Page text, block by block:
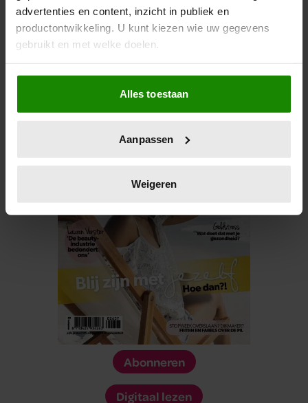
advertenties en content, inzicht in publiek en
productontwikkeling. U kunt kiezen wie uw gegevens
gebruikt en met welke doelen.
Als u het toestaat, willen we ook graag:
Informatie verzamelen over uw geografische
locatie, die tot een paar meter nauwkeurig kan zijn
scannen op specifieke eigenschappen (fingerprinting)
verwerkt en stel uw voorkeuren in het
intrekken in de Cookieverklaring.
We gebruiken cookies om content en advertenties te
personaliseren, om functies voor social media te bieden
en om ons websiteverkeer te analyseren. Ook delen we
informatie over uw gebruik van onze site met onze
partners voor social media, adverteren en analyse. Deze
partners kunnen deze gegevens combineren met andere
informatie die u aan ze heeft verstrekt of die ze hebben
verzameld op basis van uw gebruik van hun services. U
Alles toestaan
Aanpassen
Weigeren
De nieuwe Santé ligt nu in de winkel
Abonneren
Digitaal lezen